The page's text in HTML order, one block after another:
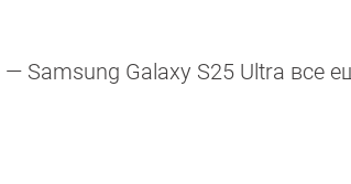
— Samsung Galaxy S25 Ultra все